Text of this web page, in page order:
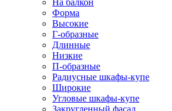
На балкон
Форма
Высокие
Г-образные
Длинные
Низкие
П-образные
Радиусные шкафы-купе
Широкие
Угловые шкафы-купе
Закругленный фасад